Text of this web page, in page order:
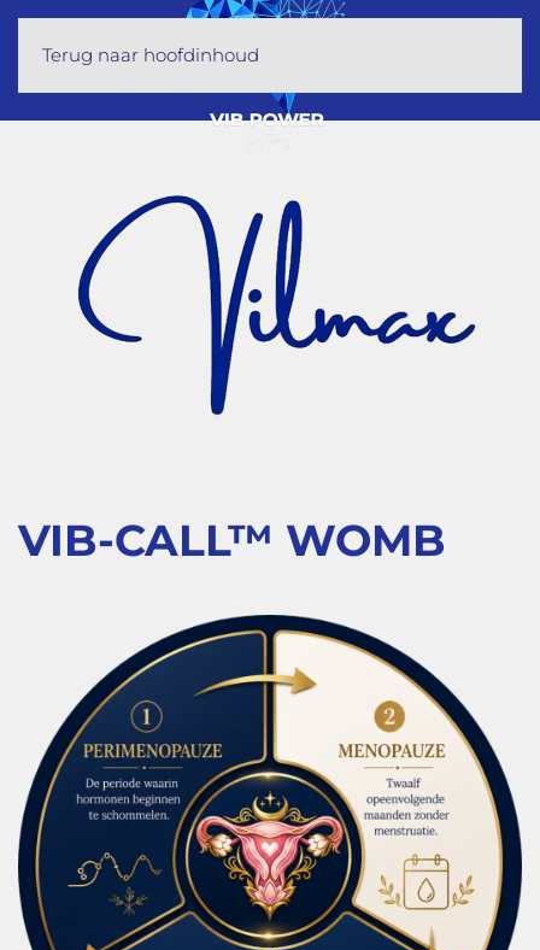
Terug naar hoofdinhoud
VIB-CALL™ WOMB